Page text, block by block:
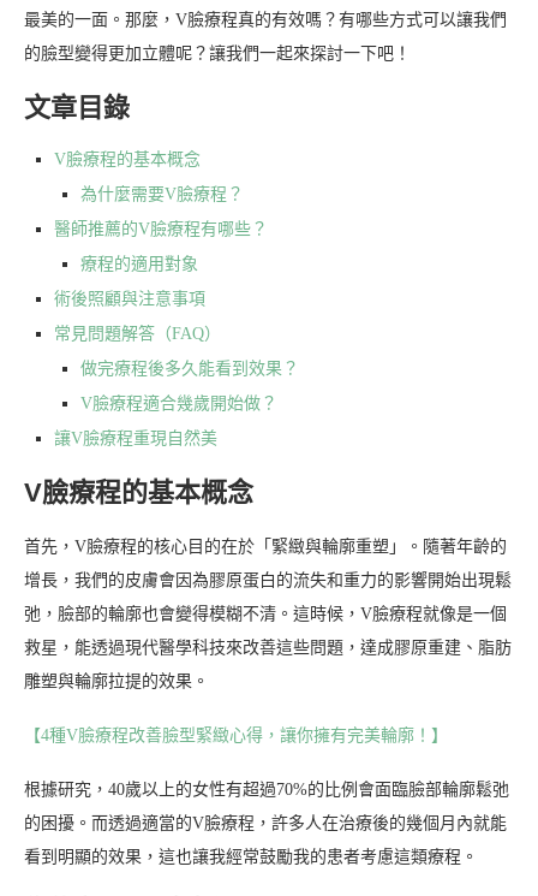
最美的一面。那麼，V臉療程真的有效嗎？有哪些方式可以讓我們
的臉型變得更加立體呢？讓我們一起來探討一下吧！
文章目錄
V臉療程的基本概念
為什麼需要V臉療程？
醫師推薦的V臉療程有哪些？
療程的適用對象
術後照顧與注意事項
常見問題解答（FAQ）
做完療程後多久能看到效果？
V臉療程適合幾歲開始做？
讓V臉療程重現自然美
V臉療程的基本概念
首先，V臉療程的核心目的在於「緊緻與輪廓重塑」。隨著年齡的
增長，我們的皮膚會因為膠原蛋白的流失和重力的影響開始出現鬆
弛，臉部的輪廓也會變得模糊不清。這時候，V臉療程就像是一個
救星，能透過現代醫學科技來改善這些問題，達成膠原重建、脂肪
雕塑與輪廓拉提的效果。
【4種V臉療程改善臉型緊緻心得，讓你擁有完美輪廓！】
根據研究，40歲以上的女性有超過70%的比例會面臨臉部輪廓鬆弛
的困擾。而透過適當的V臉療程，許多人在治療後的幾個月內就能
看到明顯的效果，這也讓我經常鼓勵我的患者考慮這類療程。